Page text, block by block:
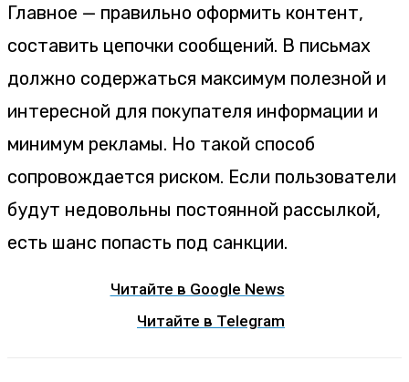
Главное — правильно оформить контент,
составить цепочки сообщений. В письмах
должно содержаться максимум полезной и
интересной для покупателя информации и
минимум рекламы. Но такой способ
сопровождается риском. Если пользователи
будут недовольны постоянной рассылкой,
есть шанс попасть под санкции.
Читайте в Google News
Читайте в Telegram